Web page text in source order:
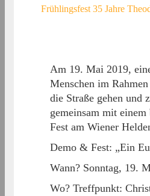
Frühlingsfest 35 Jahre
Am 19. Mai 2019,
Menschen im
die Straße gehen und
gemeinsam mit
Fest am Wiener
Demo & Fest: „Ein
Wann? Sonntag, 19.
Wo? Treffpunkt: